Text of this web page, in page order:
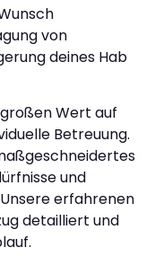
von
deines Hab
Wert auf
Betreuung.
und
erfahrenen
detailliert und